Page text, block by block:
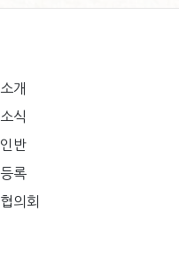
개
식
반
록
의회